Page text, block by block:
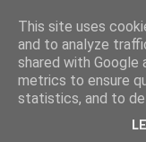
This site uses
and to analyze
shared with Google
metrics to ensure
statistics, and to